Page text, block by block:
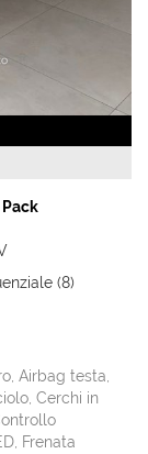
Pack
(8)
Airbag testa,
Cerchi in
Frenata